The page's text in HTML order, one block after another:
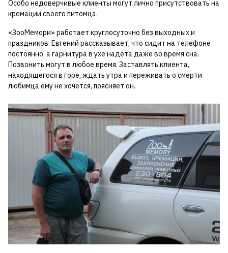
Особо недоверчивые клиенты могут лично присутствовать на
кремации своего питомца.
«ЗооМемори» работает круглосуточно без выходных и
праздников. Евгений рассказывает, что сидит на телефоне
постоянно, а гарнитура в ухе надета даже во время сна.
Позвонить могут в любое время. Заставлять клиента,
находящегося в горе, ждать утра и переживать о смерти
любимца ему не хочется, поясняет он.